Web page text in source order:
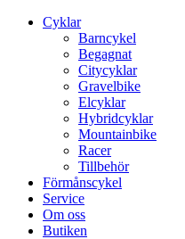
Cyklar
Barncykel
Begagnat
Citycyklar
Gravelbike
Elcyklar
Hybridcyklar
Mountainbike
Racer
Tillbehör
Förmånscykel
Service
Om oss
Butiken